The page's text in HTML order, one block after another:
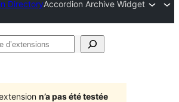
DirectoryAccordion Archive Widget
n’a pas été testée